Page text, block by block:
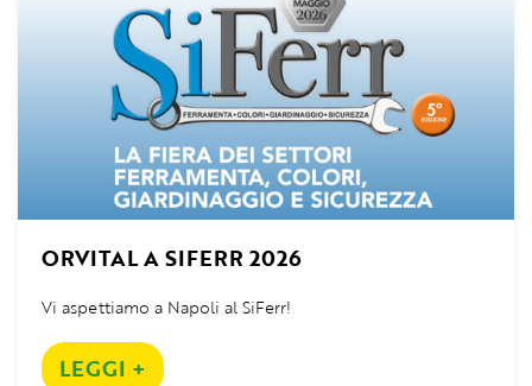
ORVITAL A SIFERR 2026
Vi aspettiamo a Napoli al SiFerr!
LEGGI +